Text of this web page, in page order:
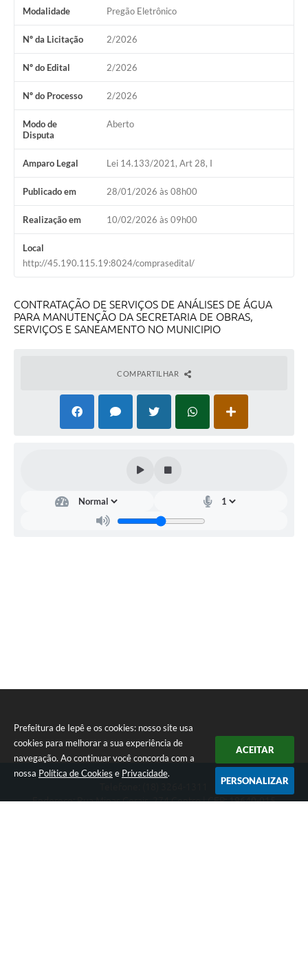
Prefeitura de Iepê e os cookies: nosso site usa
cookies para melhorar a sua experiência de
navegação. Ao continuar você concorda com a
nossa Política de Cookies e Privacidade.
ACEITAR
PERSONALIZAR
Veículos paralisados
Coleta de Sugestões
Orçamento Participativo
Legislação
Ouvidoria
Acessibilidade
Contratos
Notícias
Secretarias
Telefones Úteis
Serviço de Informação ao Cidadão (SIC)
Modalidade Pregão Eletrônico
Nº da Licitação 2/2026
Nº do Edital 2/2026
Nº do Processo 2/2026
Modo de
Disputa
Aberto
Amparo Legal Lei 14.133/2021, Art 28, I
Publicado em 28/01/2026 às 08h00
Realização em 10/02/2026 às 09h00
Local
http://45.190.115.19:8024/comprasedital/
CONTRATAÇÃO DE SERVIÇOS DE ANÁLISES DE ÁGUA
PARA MANUTENÇÃO DA SECRETARIA DE OBRAS,
SERVIÇOS E SANEAMENTO NO MUNICIPIO
COMPARTILHAR
Endereço: Rua Minas Gerais, 274 Centro | CEP: 19640-015